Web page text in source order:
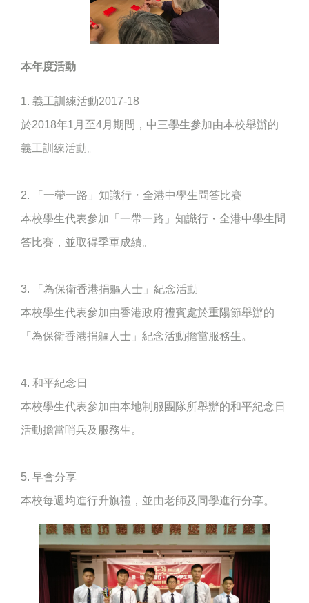
本年度活動
1. 義工訓練活動2017-18
於2018年1月至4月期間，中三學生參加由本校舉辦的
義工訓練活動。
2. 「一帶一路」知識行・全港中學生問答比賽
本校學生代表參加「一帶一路」知識行・全港中學生問
答比賽，並取得季軍成績。
3. 「為保衛香港捐軀人士」紀念活動
本校學生代表參加由香港政府禮賓處於重陽節舉辦的
「為保衛香港捐軀人士」紀念活動擔當服務生。
4. 和平紀念日
本校學生代表參加由本地制服團隊所舉辦的和平紀念日
活動擔當哨兵及服務生。
5. 早會分享
本校每週均進行升旗禮，並由老師及同學進行分享。